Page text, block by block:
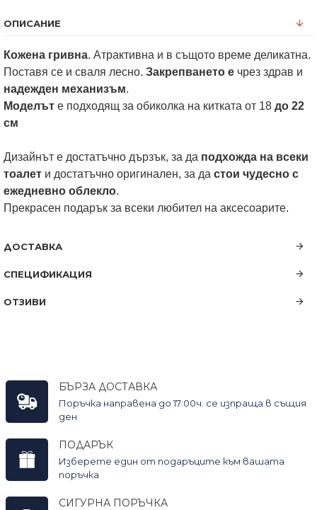
ОПИСАНИЕ
Кожена гривна. Атрактивна и в същото време деликатна.
Поставя се и сваля лесно. Закрепването е чрез здрав и
надежден механизъм.
Моделът е подходящ за обиколка на китката от 18 до 22
см
Дизайнът е достатъчно дързък, за да подхожда на всеки
тоалет и достатъчно оригинален, за да стои чудесно с
ежедневно облекло.
Прекрасен подарък за всеки любител на аксесоарите.
ДОСТАВКА
СПЕЦИФИКАЦИЯ
ОТЗИВИ
БЪРЗА ДОСТАВКА
Поръчка направена до 17:00ч. се изпраща в същия
ден
ПОДАРЪК
Изберете един от подаръците към вашата
поръчка
СИГУРНА ПОРЪЧКА